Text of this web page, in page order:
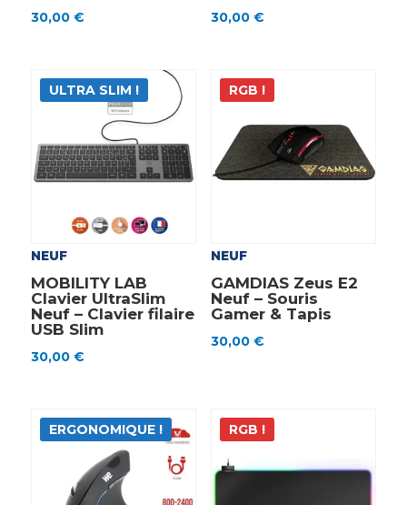
30,00 € 30,00 €
ULTRA SLIM !
NEUF
MOBILITY LAB
Clavier UltraSlim
Neuf – Clavier filaire
USB Slim
30,00 €
RGB !
NEUF
GAMDIAS Zeus E2
Neuf – Souris
Gamer & Tapis
30,00 €
ERGONOMIQUE ! RGB !